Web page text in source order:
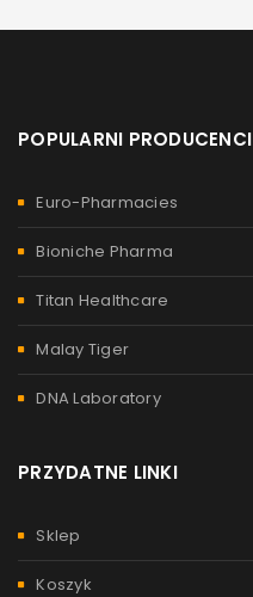
POPULARNI PRODUCENCI
Euro-Pharmacies
Bioniche Pharma
Titan Healthcare
Malay Tiger
DNA Laboratory
PRZYDATNE LINKI
Sklep
Koszyk